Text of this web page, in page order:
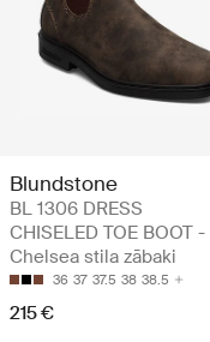
Blundstone
BL 1306 DRESS
CHISELED TOE BOOT -
Chelsea stila zābaki
36 37 37.5 38 38.5
215 €